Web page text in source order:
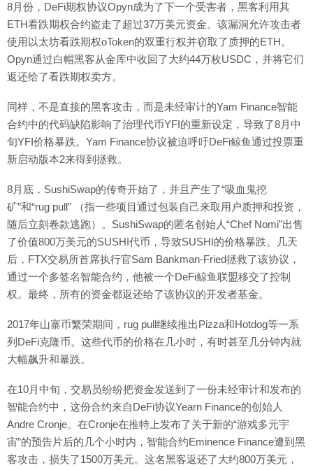
8月份，DeFi期权协议Opyn成为了下一个受害者，黑客利用其
ETH看跌期权合约盗走了超过37万美元资金。该漏洞允许攻击者
使用以太坊看跌期权oToken的双重行权并窃取了质押的ETH。
Opyn通过白帽黑客从金库中收回了大约44万枚USDC，并将它们
返还给了看跌期权卖方。
同样，不是直接的黑客攻击，而是未经审计的Yam Finance智能
合约中的代码缺陷影响了治理代币YFI的重新设定，导致了8月中
旬YFI价格暴跌。Yam Finance协议被迫呼吁DeFi鲸鱼通过投票重
新启动版本2来得到拯救。
8月底，SushiSwap的传奇开始了，并且产生了“吸血鬼挖
矿”和“rug pull” （指一些项目通过包装自己来取用户质押和投资，
随后立刻卷款逃跑）。SushiSwap的匿名创始人“Chef Nomi”出售
了价值800万美元的SUSHI代币，导致SUSHI的价格暴跌。几天
后，FTX交易所首席执行官Sam Bankman-Fried拯救了该协议，
通过一个多签名智能合约，他被一个DeFi鲸鱼联盟移交了控制
权。最终，所有的资金都返还给了该协议的开发者基金。
2017年山寨币繁荣期间，rug pull继续推出Pizza和Hotdog等一系
列DeFi克隆币。这些代币的价格在几小时，有时甚至几分钟内就
大幅飙升和暴跌。
在10月中旬，交易员纷纷把资金发送到了一份未经审计和发布的
智能合约中，这份合约来自DeFi协议Yearn Finance的创始人
Andre Cronje。在Cronje在推特上发布了关于新的“游戏多元宇
宙”的预告片后的几个小时内，智能合约Eminence Finance遭到黑
客攻击，损失了1500万美元。这名黑客返还了大约800万美元，